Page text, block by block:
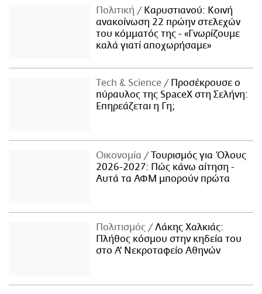
Πολιτική
Καρυστιανού: Κοινή
ανακοίνωση 22 πρώην στελεχών
του κόμματός της - «Γνωρίζουμε
καλά γιατί αποχωρήσαμε»
Τech & Science
Προσέκρουσε ο
πύραυλος της SpaceX στη Σελήνη:
Επηρεάζεται η Γη;
Οικονομία
Τουρισμός για Όλους
2026-2027: Πώς κάνω αίτηση -
Αυτά τα ΑΦΜ μπορούν πρώτα
Πολιτισμός
Λάκης Χαλκιάς:
Πλήθος κόσμου στην κηδεία του
στο Α' Νεκροταφείο Αθηνών